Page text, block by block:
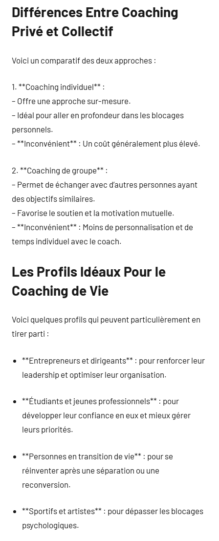
Différences Entre Coaching
Privé et Collectif
Voici un comparatif des deux approches :
1. **Coaching individuel** :
– Offre une approche sur-mesure.
– Idéal pour aller en profondeur dans les blocages
personnels.
– **Inconvénient** : Un coût généralement plus élevé.
2. **Coaching de groupe** :
– Permet de échanger avec d’autres personnes ayant
des objectifs similaires.
– Favorise le soutien et la motivation mutuelle.
– **Inconvénient** : Moins de personnalisation et de
temps individuel avec le coach.
Les Profils Idéaux Pour le
Coaching de Vie
Voici quelques profils qui peuvent particulièrement en
tirer parti :
**Entrepreneurs et dirigeants** : pour renforcer leur
leadership et optimiser leur organisation.
**Étudiants et jeunes professionnels** : pour
développer leur confiance en eux et mieux gérer
leurs priorités.
**Personnes en transition de vie** : pour se
réinventer après une séparation ou une
reconversion.
**Sportifs et artistes** : pour dépasser les blocages
psychologiques.